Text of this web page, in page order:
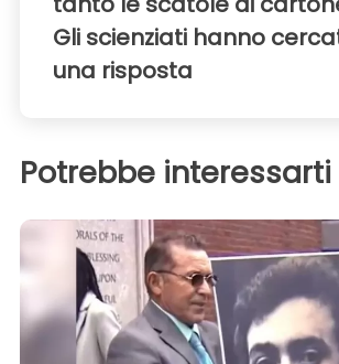
Gli scienziati hanno
una risposta
Potrebbe